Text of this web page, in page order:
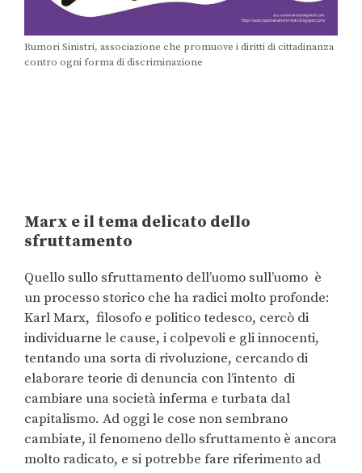
Rumori Sinistri, associazione che promuove i diritti di cittadinanza
contro ogni forma di discriminazione
Marx e il tema delicato dello
sfruttamento
Quello sullo sfruttamento dell’uomo sull’uomo è
un processo storico che ha radici molto profonde:
Karl Marx, filosofo e politico tedesco, cercò di
individuarne le cause, i colpevoli e gli innocenti,
tentando una sorta di rivoluzione, cercando di
elaborare teorie di denuncia con l’intento di
cambiare una società inferma e turbata dal
capitalismo. Ad oggi le cose non sembrano
cambiate, il fenomeno dello sfruttamento è ancora
molto radicato, e si potrebbe fare riferimento ad